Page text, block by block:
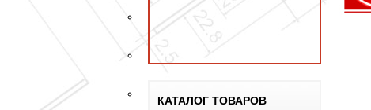
КАТАЛОГ ТОВАРОВ